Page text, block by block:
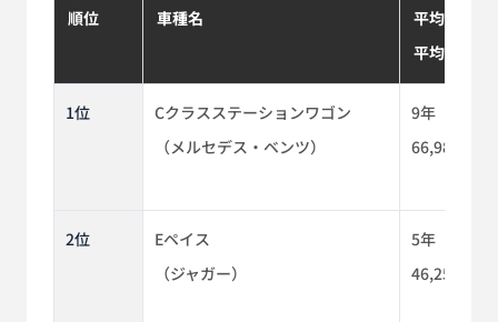
順位 車種名
平均使用年
平均使用距
1位
Cクラスステーションワゴン
（メルセデス・ベンツ）
9年
66,980km
2位
Eペイス
（ジャガー）
5年
46,250km